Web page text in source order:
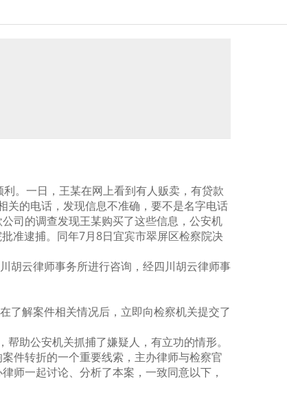
。一日，王某在网上看到有人贩卖，有贷款
关的电话，发现信息不准确，要不是名字电话
司的调查发现王某购买了这些信息，公安机
准逮捕。同年7月8日宜宾市翠屏区检察院决
胡云律师事务所进行咨询，经四川胡云律师事
了解案件相关情况后，立即向检察机关提交了
助公安机关抓捕了嫌疑人，有立功的情形。
件转折的一个重要线索，主办律师与检察官
师一起讨论、分析了本案，一致同意以下，